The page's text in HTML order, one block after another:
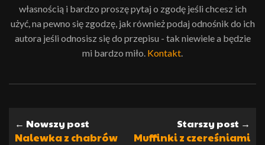
własnością i bardzo proszę pytaj o zgodę jeśli chcesz ich
użyć, na pewno się zgodzę, jak również podaj odnośnik do ich
autora jeśli odnosisz się do przepisu - tak niewiele a będzie
mi bardzo miło. Kontakt
← Nowszy post
Nalewka z chabrów
Starszy post →
Muffinki z czereśniami